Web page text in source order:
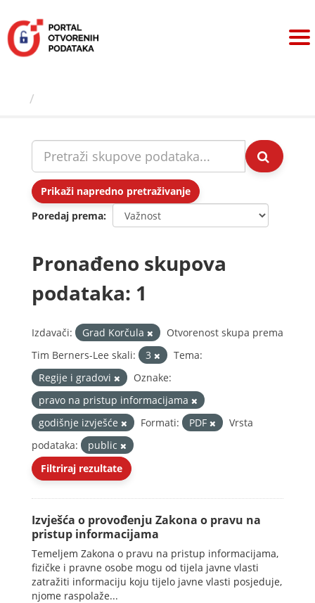
sadržaj
Prikaži napredno pretraživanje
Poredaj prema
Pronađeno skupova
podataka: 1
Izdavači: Grad Korčula
Otvorenost skupa prema
Tim Berners-Lee skali:
3
Tema:
Regije i gradovi
Oznake:
pravo na pristup informacijama
godišnje izvješće
Formati: PDF
Vrsta
podataka:
public
Filtriraj rezultate
Izvješća o provođenju Zakona o pravu na
pristup informacijama
Temeljem Zakona o pravu na pristup informacijama,
fizičke i pravne osobe mogu od tijela javne vlasti
zatražiti informaciju koju tijelo javne vlasti posjeduje,
njome raspolaže...